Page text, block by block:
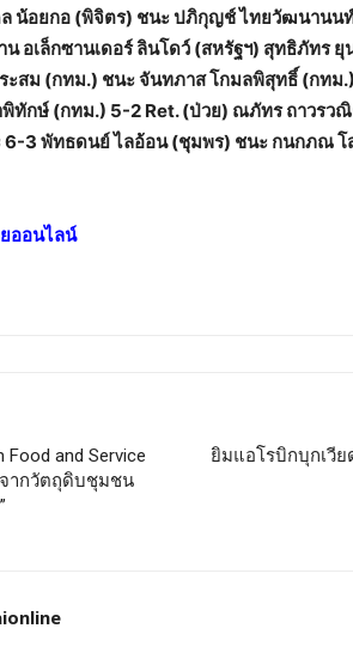
ล น้อยกอ (พิจิตร) ชนะ ปภิกุญช์ ไทยวัฒนาน
อเล็กซานเดอร์ ลินโดว์ (สหรัฐฯ) สุทธิภัทร
ะสม (กทม.) ชนะ จันทภาส โกมลพิสุทธิ์ (กท
ทักษ์ (กทม.) 5-2 Ret. (ป่วย) ณภัทร ถาวร
6-3 พัทธดนย์ ไลอ้อน (ชุมพร) ชนะ กนกภณ
ออนไลน์
and Service
จากวัตถุดิบชุมชน
ยิมแอโรบิกบุกเวีย